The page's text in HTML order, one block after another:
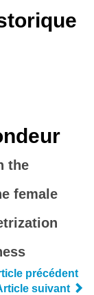
the
female
précédent
suivant